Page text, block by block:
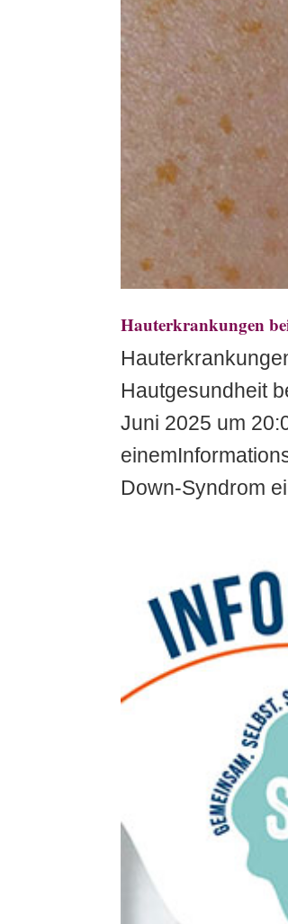
Hauterkrankungen
Hautgesundheit
Juni 2025 um
Down-Syndrom